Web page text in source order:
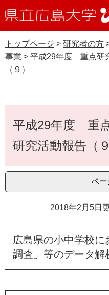
ー
ジ
先
ニ
ュ
を
立
大
学
受験生の皆さま
在学生の皆さま
地域・企業の皆さま
受験生
WEB版
資料請求
Languages
タ
検
大学概要
学部・大学院・専攻科
研究・地域連携・国際交流
トップページ > 研究者の方
事業 > 平成29年度 重点研
（９）
文平成29年度 重
研究活動報告（９
ペー
2018年2月5日
広島県の小中学校
調査」等のデータ解